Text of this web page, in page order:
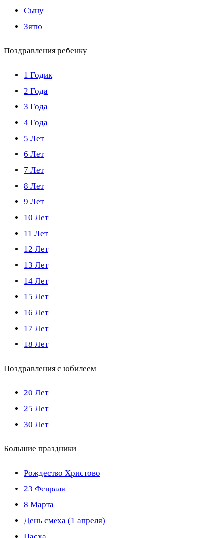
Сыну
Зятю
Поздравления ребенку
1 Годик
2 Года
3 Года
4 Года
5 Лет
6 Лет
7 Лет
8 Лет
9 Лет
10 Лет
11 Лет
12 Лет
13 Лет
14 Лет
15 Лет
16 Лет
17 Лет
18 Лет
Поздравления с юбилеем
20 Лет
25 Лет
30 Лет
Большие праздники
Рождество Христово
23 Февраля
8 Марта
День смеха (1 апреля)
Пасха